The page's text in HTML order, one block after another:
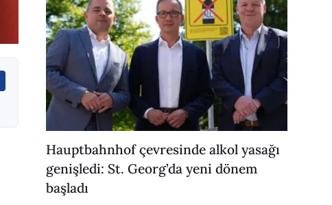
Hauptbahnhof çevresinde alkol yasağı
genişledi: St. Georg’da yeni dönem
başladı